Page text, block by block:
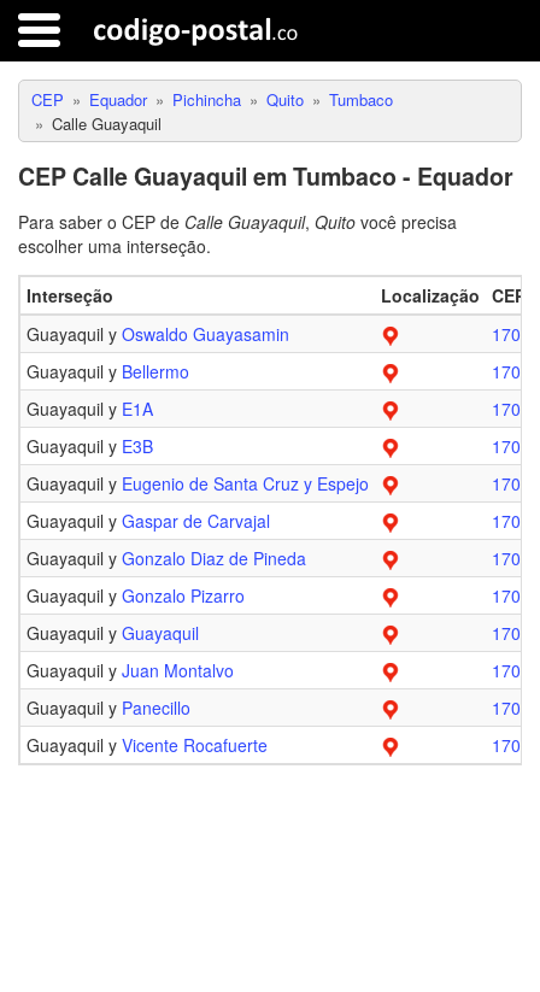
CEP Equador Pichincha Quito
Tumbaco
Calle Guayaquil
CEP Calle Guayaquil em Tumbaco - Equador
Para saber o CEP de Calle Guayaquil, Quito você precisa
escolher uma interseção.
Interseção Localização CEP
Guayaquil y Oswaldo Guayasamin
Guayaquil y Bellermo
Guayaquil y E1A
Guayaquil y E3B
Guayaquil y Eugenio de Santa Cruz y Espejo
Guayaquil y Gaspar de Carvajal
Guayaquil y Gonzalo Diaz de Pineda
Guayaquil y Gonzalo Pizarro
Guayaquil y Guayaquil
Guayaquil y Juan Montalvo
Guayaquil y Panecillo
Guayaquil y Vicente Rocafuerte